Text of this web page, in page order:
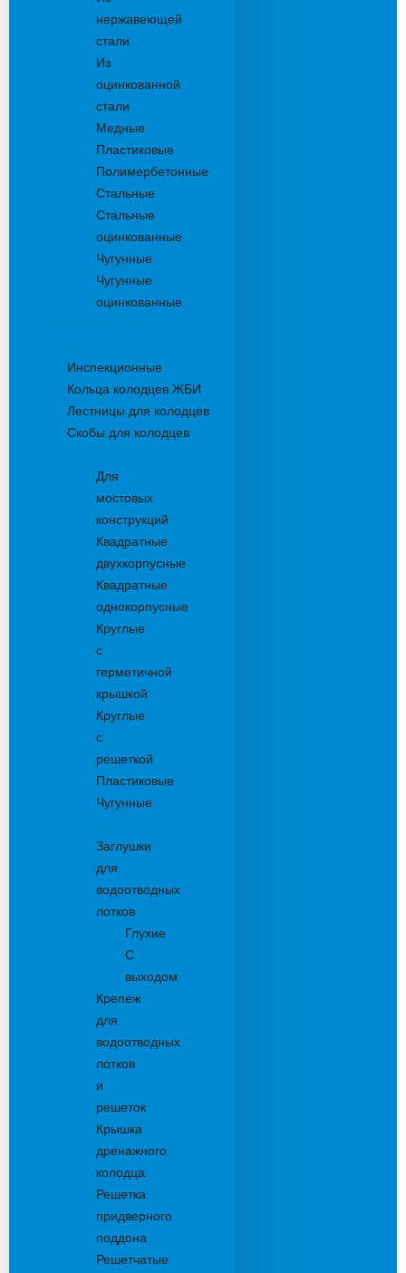
нержавеющей
стали
Из
оцинкованной
стали
Медные
Пластиковые
Полимербетонные
Стальные
Стальные
оцинкованные
Чугунные
Чугунные
оцинкованные
Инспекционные
Кольца колодцев ЖБИ
Лестницы для колодцев
Скобы для колодцев
Для
мостовых
конструкций
Квадратные
двухкорпусные
Квадратные
однокорпусные
Круглые
с
герметичной
крышкой
Круглые
с
решеткой
Пластиковые
Чугунные
Заглушки
для
водоотводных
лотков
Глухие
С
выходом
Крепеж
для
водоотводных
лотков
и
решеток
Крышка
дренажного
колодца
Решетка
придверного
поддона
Решетчатые